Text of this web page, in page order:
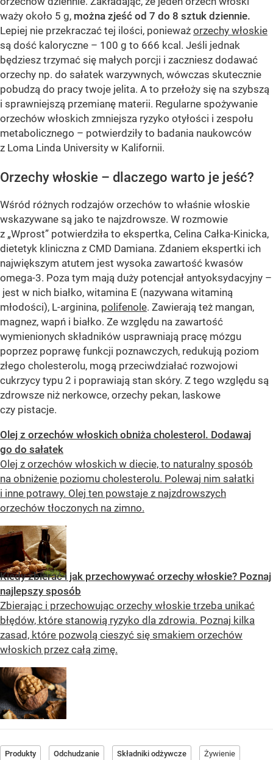
waży około 5 g, można zjeść od 7 do 8 sztuk dziennie.
Lepiej nie przekraczać tej ilości, ponieważ orzechy włoskie
są dość kaloryczne – 100 g to 666 kcal. Jeśli jednak
będziesz trzymać się małych porcji i zaczniesz dodawać
orzechy np. do sałatek warzywnych, wówczas skutecznie
pobudzą do pracy twoje jelita. A to przełoży się na szybszą
i sprawniejszą przemianę materii. Regularne spożywanie
orzechów włoskich zmniejsza ryzyko otyłości i zespołu
metabolicznego – potwierdziły to badania naukowców
z Loma Linda University w Kalifornii.
Orzechy włoskie – dlaczego warto je jeść?
Wśród różnych rodzajów orzechów to właśnie włoskie
wskazywane są jako te najzdrowsze. W rozmowie
z „Wprost” potwierdziła to ekspertka, Celina Całka-Kinicka,
dietetyk kliniczna z CMD Damiana. Zdaniem ekspertki ich
największym atutem jest wysoka zawartość kwasów
omega-3. Poza tym mają duży potencjał antyoksydacyjny –
jest w nich białko, witamina E (nazywana witaminą
młodości), L-arginina, polifenole. Zawierają też mangan,
magnez, wapń i białko. Ze względu na zawartość
wymienionych składników usprawniają pracę mózgu
poprzez poprawę funkcji poznawczych, redukują poziom
złego cholesterolu, mogą przeciwdziałać rozwojowi
cukrzycy typu 2 i poprawiają stan skóry. Z tego względu są
zdrowsze niż nerkowce, orzechy pekan, laskowe
czy pistacje.
Olej z orzechów włoskich obniża cholesterol. Dodawaj
go do sałatek
Olej z orzechów włoskich w diecie, to naturalny sposób
na obniżenie poziomu cholesterolu. Polewaj nim sałatki
i inne potrawy. Olej ten powstaje z najzdrowszych
orzechów tłoczonych na zimno.
Kiedy zbierać i jak przechowywać orzechy włoskie? Poznaj
najlepszy sposób
Zbierając i przechowując orzechy włoskie trzeba unikać
błędów, które stanowią ryzyko dla zdrowia. Poznaj kilka
zasad, które pozwolą cieszyć się smakiem orzechów
włoskich przez całą zimę.
Produkty Odchudzanie Składniki odżywcze Żywienie